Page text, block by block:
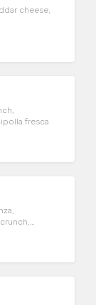
cheese,
fresca